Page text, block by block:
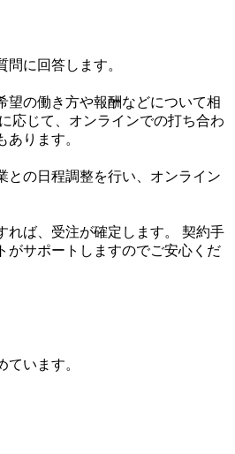
問に回答します。
望の働き方や報酬などについて相
応じて、オンラインでの打ち合わ
あります。
との日程調整を行い、オンライン
れば、受注が確定します。 契約手
がサポートしますのでご安心くだ
ています。